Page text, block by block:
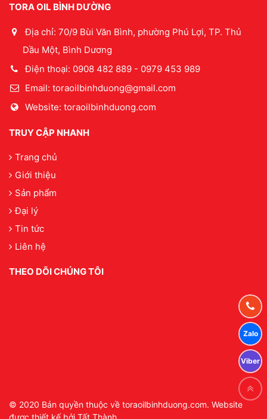
TORA OIL BÌNH DƯỜNG
Địa chỉ: 70/9 Bùi Văn Bình, phường Phú Lợi, TP. Thủ
Dầu Một, Bình Dương
Điện thoại: 0908 482 889 - 0979 453 989
Email: toraoilbinhduong@gmail.com
Website: toraoilbinhduong.com
TRUY CẬP NHANH
Trang chủ
Giới thiệu
Sản phẩm
Đại lý
Tin tức
Liên hệ
THEO DÕI CHÚNG TÔI
© 2020 Bản quyền thuộc về toraoilbinhduong.com. Website
được thiết kế bởi Tất Thành